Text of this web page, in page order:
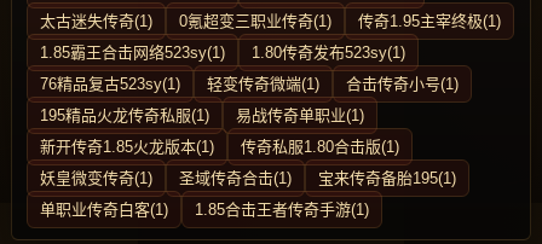
太古迷失传奇(1)
0氪超变三职业传奇(1)
传奇1.95主宰终极(1)
1.85霸王合击网络523sy(1)
1.80传奇发布523sy(1)
76精品复古523sy(1)
轻变传奇微端(1)
合击传奇小号(1)
195精品火龙传奇私服(1)
易战传奇单职业(1)
新开传奇1.85火龙版本(1)
传奇私服1.80合击版(1)
妖皇微变传奇(1)
圣域传奇合击(1)
宝来传奇备胎195(1)
单职业传奇白客(1)
1.85合击王者传奇手游(1)